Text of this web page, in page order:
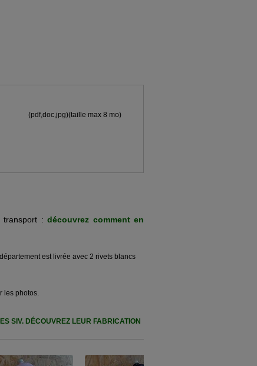
(pdf,doc,jpg)(taille max 8 mo)
transport : découvrez comment en
est livrée avec 2 rivets blancs
les photos.
SIV. DÉCOUVREZ LEUR FABRICATION